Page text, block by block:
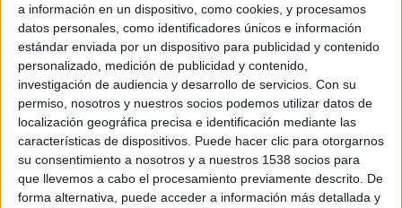
a información en un dispositivo, como cookies, y procesamos
datos personales, como identificadores únicos e información
estándar enviada por un dispositivo para publicidad y contenido
personalizado, medición de publicidad y contenido,
investigación de audiencia y desarrollo de servicios. Con su
permiso, nosotros y nuestros socios podemos utilizar datos de
localización geográfica precisa e identificación mediante las
características de dispositivos. Puede hacer clic para otorgarnos
su consentimiento a nosotros y a nuestros 1538 socios para
que llevemos a cabo el procesamiento previamente descrito. De
forma alternativa, puede acceder a información más detallada y
La plataforma de AcuityAds analiza los
indicadores de participación de las principales
marcas en el alcance total, el tiempo de
visionado y la interacción de sus vídeos en
soportes como Youtube, Facebook, Twitter o
Instagram, donde es elpartnertecnológico oficial
para el análisis de datos como el Share of
Attention, que mide la atención real de los
usuarios a losspots .